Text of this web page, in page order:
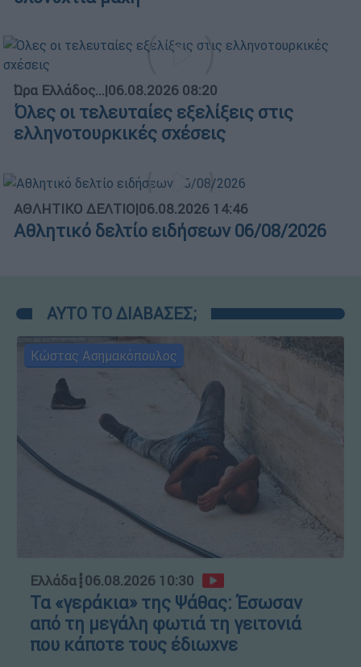
Ώρα Ελλάδος...|06.08.2026 08:20
Όλες οι τελευταίες εξελίξεις στις
ελληνοτουρκικές σχέσεις
ΑΘΛΗΤΙΚΟ ΔΕΛΤΙΟ|06.08.2026 14:46
Αθλητικό δελτίο ειδήσεων 06/08/2026
ΑΥΤΟ ΤΟ ΔΙΑΒΑΣΕΣ;
Κώστας Ασημακόπουλος
Ελλάδα┋06.08.2026 10:30
Τα «γεράκια» της Ψάθας: Έσωσαν
από τη μεγάλη φωτιά τη γειτονιά
που κάποτε τους έδιωχνε